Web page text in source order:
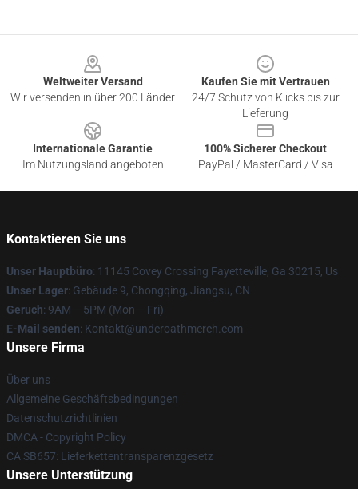
Weltweiter Versand
Wir versenden in über 200 Länder
Kaufen Sie mit Vertrauen
24/7 Schutz von Klicks bis zur
Lieferung
Internationale Garantie
Im Nutzungsland angeboten
100% Sicherer Checkout
PayPal / MasterCard / Visa
Kontaktieren Sie uns
Unser Hauptbüro: 11145 Covey Crossing Fayetteville, Ga 30215, Us
Unser Lager: Gebäude 9, Chongqing, Jiangsu, CN
Geruch: 9AM – 5PM (Mon – Fri)
E-Mail senden: Kontakt@underoathmerch.com
Unsere Firma
Über uns
Allgemeine Geschäftsbedingungen
Datenschutzrichtlinien
DMCA - Copyright Policy
CA SB657: Lieferkettentransparenzgesetz
Unsere Unterstützung